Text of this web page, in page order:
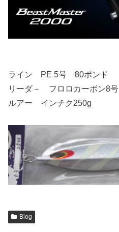
ライン PE 5号 80ポンド
リーダ－ フロロカーボン8号
ルアー インチク250g
Blog